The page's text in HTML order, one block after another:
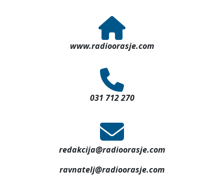
www.radioorasje.com
031 712 270
redakcija@radioorasje.com
ravnatelj@radioorasje.com